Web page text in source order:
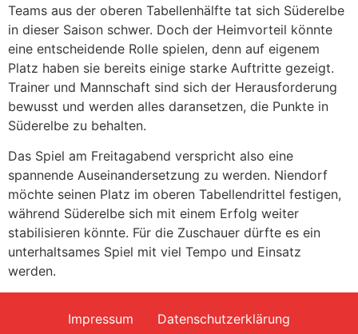
Teams aus der oberen Tabellenhälfte tat sich Süderelbe
in dieser Saison schwer. Doch der Heimvorteil könnte
eine entscheidende Rolle spielen, denn auf eigenem
Platz haben sie bereits einige starke Auftritte gezeigt.
Trainer und Mannschaft sind sich der Herausforderung
bewusst und werden alles daransetzen, die Punkte in
Süderelbe zu behalten.
Das Spiel am Freitagabend verspricht also eine
spannende Auseinandersetzung zu werden. Niendorf
möchte seinen Platz im oberen Tabellendrittel festigen,
während Süderelbe sich mit einem Erfolg weiter
stabilisieren könnte. Für die Zuschauer dürfte es ein
unterhaltsames Spiel mit viel Tempo und Einsatz
werden.
Impressum Datenschutzerklärung